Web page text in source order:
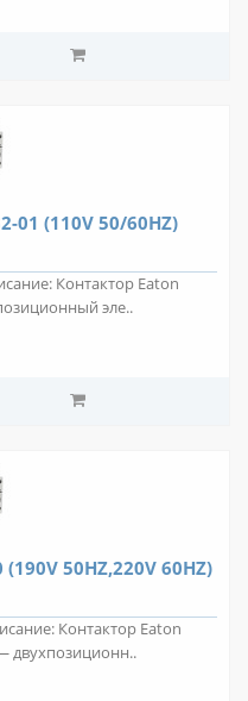
01 (110V 50/60HZ)
Контактор Eaton
эле..
50HZ,220V 60HZ)
Контактор Eaton
двухпозиционн..